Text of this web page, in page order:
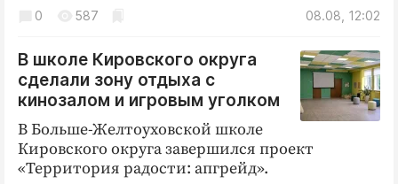
08.08, 12:02
0 587
В школе Кировского округа
сделали зону отдыха с
кинозалом и игровым уголком
В Больше-Желтоуховской школе
Кировского округа завершился проект
«Территория радости: апгрейд».